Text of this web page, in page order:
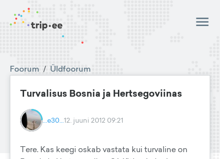
Foorum / Üldfoorum
Turvalisus Bosnia ja Hertsegoviinas
...e30...12. juuni 2012 09:21
Tere. Kas keegi oskab vastata kui turvaline on